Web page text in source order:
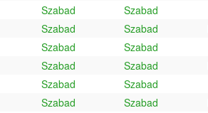
Szabad Szabad
Szabad Szabad
Szabad Szabad
Szabad Szabad
Szabad Szabad
Szabad Szabad